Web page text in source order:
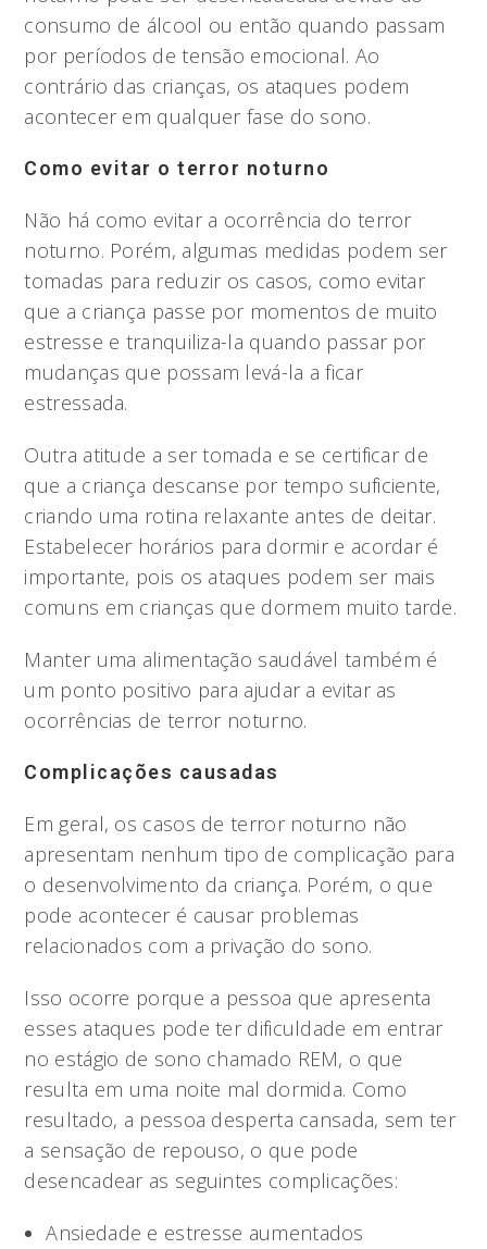
consumo de álcool ou então quando passam
por períodos de tensão emocional. Ao
contrário das crianças, os ataques podem
acontecer em qualquer fase do sono.
Como evitar o terror noturno
Não há como evitar a ocorrência do terror
noturno. Porém, algumas medidas podem ser
tomadas para reduzir os casos, como evitar
que a criança passe por momentos de muito
estresse e tranquiliza-la quando passar por
mudanças que possam levá-la a ficar
estressada.
Outra atitude a ser tomada e se certificar de
que a criança descanse por tempo suficiente,
criando uma rotina relaxante antes de deitar.
Estabelecer horários para dormir e acordar é
importante, pois os ataques podem ser mais
comuns em crianças que dormem muito tarde.
Manter uma alimentação saudável também é
um ponto positivo para ajudar a evitar as
ocorrências de terror noturno.
Complicações causadas
Em geral, os casos de terror noturno não
apresentam nenhum tipo de complicação para
o desenvolvimento da criança. Porém, o que
pode acontecer é causar problemas
relacionados com a privação do sono.
Isso ocorre porque a pessoa que apresenta
esses ataques pode ter dificuldade em entrar
no estágio de sono chamado REM, o que
resulta em uma noite mal dormida. Como
resultado, a pessoa desperta cansada, sem ter
a sensação de repouso, o que pode
desencadear as seguintes complicações:
Ansiedade e estresse aumentados